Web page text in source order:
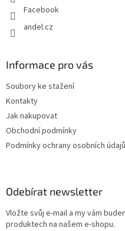
Facebook
andel.cz
Informace pro vás
Soubory ke stažení
Kontakty
Jak nakupovat
Obchodní podmínky
Podmínky ochrany osobních údajů
Odebírat newsletter
Vložte svůj e-mail a my vám
produktech na našem e-shopu.